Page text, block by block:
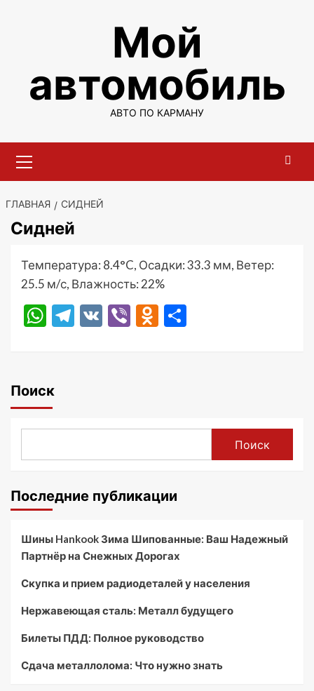
Мой
автомобиль
АВТО ПО КАРМАНУ
меню
ГЛАВНАЯ СИДНЕЙ
Сидней
Температура: 8.4°C, Осадки: 33.3 мм, Ветер:
25.5 м/с, Влажность: 22%
WhatsApp
Telegram
VK ViberOdnoklassniki
Поиск
Поиск
Последние публикации
Шины Hankook Зима Шипованные: Ваш Надежный
Партнёр на Снежных Дорогах
Скупка и прием радиодеталей у населения
Нержавеющая сталь: Металл будущего
Билеты ПДД: Полное руководство
Сдача металлолома: Что нужно знать